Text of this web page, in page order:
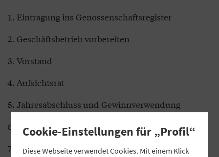
Eintragung ins Genossenschaftsregister
Geschäftsbetrieb vorbereiten
Vorstand
Aufsichtsrat
Jahresabschluss und Gewinnverwendung
Generalversammlung
Prüfung
Cookie-Einstellungen für „Profil“
Diese Webseite verwendet Cookies. Mit einem Klick